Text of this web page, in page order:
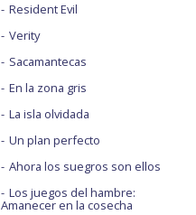
Resident Evil
Verity
Sacamantecas
En la zona gris
La isla olvidada
Un plan perfecto
Ahora los suegros son ellos
Los juegos del hambre:
Amanecer en la cosecha